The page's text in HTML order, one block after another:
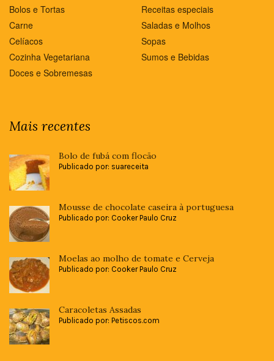
Bolos e Tortas
Carne
Celíacos
Cozinha Vegetariana
Doces e Sobremesas
Receitas especiais
Saladas e Molhos
Sopas
Sumos e Bebidas
Mais recentes
Bolo de fubá com flocão
Publicado por: suareceita
Mousse de chocolate caseira à portuguesa
Publicado por: Cooker Paulo Cruz
Moelas ao molho de tomate e Cerveja
Publicado por: Cooker Paulo Cruz
Caracoletas Assadas
Publicado por: Petiscos.com